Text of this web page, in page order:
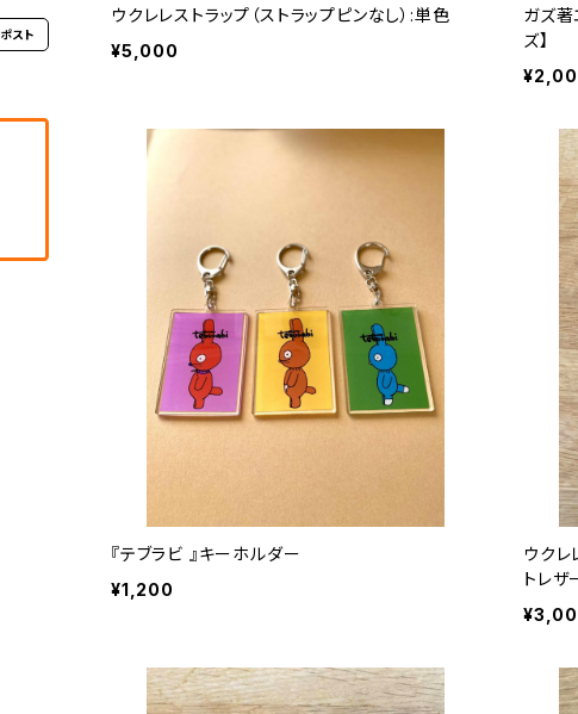
ウクレレストラップ（ストラップピンなし）:単色
¥5,000
ガズ著
ズ】
『テブラビ 』キーホルダー
¥1,200
ウクレ
トレザ
ポスト